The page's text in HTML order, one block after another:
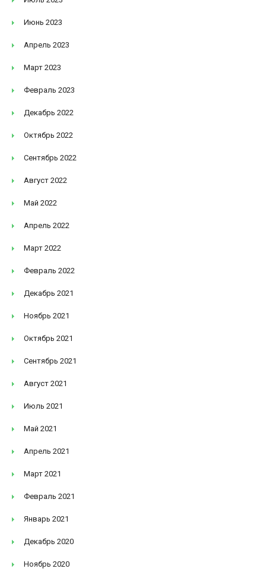
Июнь 2023
Апрель 2023
Март 2023
Февраль 2023
Декабрь 2022
Октябрь 2022
Сентябрь 2022
Август 2022
Май 2022
Апрель 2022
Март 2022
Февраль 2022
Декабрь 2021
Ноябрь 2021
Октябрь 2021
Сентябрь 2021
Август 2021
Июль 2021
Май 2021
Апрель 2021
Март 2021
Февраль 2021
Январь 2021
Декабрь 2020
Ноябрь 2020